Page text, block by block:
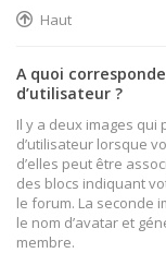
Haut
A quoi
d’utilisateur ?
Il y a deux images
d’utilisateur lorsque
d’elles peut être
des blocs indiquant
le forum. La seconde
le nom d’avatar et
membre.